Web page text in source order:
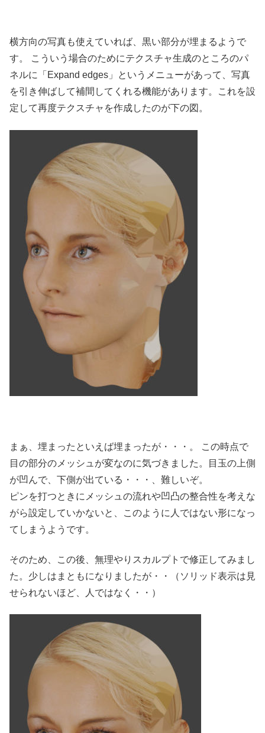
横方向の写真も使えていれば、黒い部分が埋まるようで
す。 こういう場合のためにテクスチャ生成のところのパ
ネルに「Expand edges」というメニューがあって、写真
を引き伸ばして補間してくれる機能があります。これを設
定して再度テクスチャを作成したのが下の図。
まぁ、埋まったといえば埋まったが・・・。 この時点で
目の部分のメッシュが変なのに気づきました。目玉の上側
が凹んで、下側が出ている・・・、難しいぞ。
ピンを打つときにメッシュの流れや凹凸の整合性を考えな
がら設定していかないと、このように人ではない形になっ
てしまうようです。
そのため、この後、無理やりスカルプトで修正してみまし
た。少しはまともになりましたが・・（ソリッド表示は見
せられないほど、人ではなく・・）